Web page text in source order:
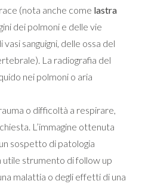
(nota anche come lastra
dei polmoni e delle vie
sanguigni, delle ossa del
La radiografia del
nei polmoni o aria
o difficoltà a respirare,
L’immagine ottenuta
sospetto di patologia
utile strumento di follow up
malattia o degli effetti di una